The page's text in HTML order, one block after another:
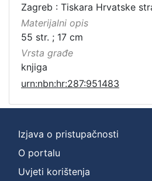
Zagreb : Tiskara Hrvatske
Materijalni opis
55 str. ; 17 cm
Vrsta građe
knjiga
urn:nbn:hr:287:951483
Izjava o pristupačnosti
O portalu
Uvjeti korištenja